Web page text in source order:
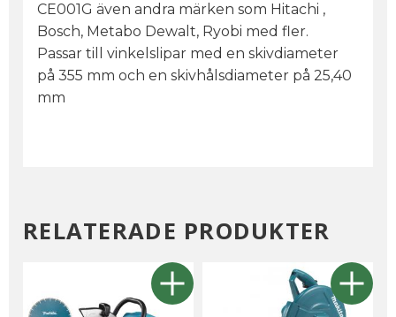
CE001G även andra märken som Hitachi ,
Bosch, Metabo Dewalt, Ryobi med fler.
Passar till vinkelslipar med en skivdiameter
på 355 mm och en skivhålsdiameter på 25,40
mm
RELATERADE PRODUKTER